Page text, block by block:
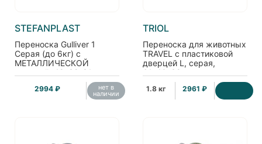
STEFANPLAST
Переноска Gulliver 1
Серая (до 6кг) с
МЕТАЛЛИЧЕСКОЙ
дверцей, 48*32*31см
2994 ₽ нет в
наличии
TRIOL
Переноска для животных
TRAVEL с пластиковой
дверцей L, серая,
61*40*38см
1.8 кг 2961 ₽